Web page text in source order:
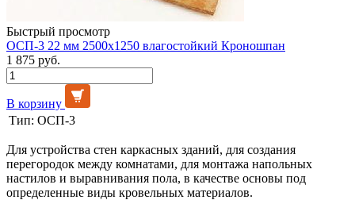
Быстрый просмотр
ОСП-3 22 мм 2500х1250 влагостойкий Кроношпан
1 875 руб.
В корзину
Тип: ОСП-3
Для устройства стен каркасных зданий, для создания
перегородок между комнатами, для монтажа напольных
настилов и выравнивания пола, в качестве основы под
определенные виды кровельных материалов.